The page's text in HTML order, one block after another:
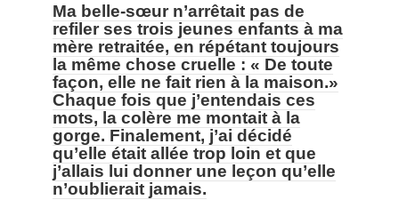
Ma belle-sœur n’arrêtait pas de
refiler ses trois jeunes enfants à ma
mère retraitée, en répétant toujours
la même chose cruelle : « De toute
façon, elle ne fait rien à la maison.»
Chaque fois que j’entendais ces
mots, la colère me montait à la
gorge. Finalement, j’ai décidé
qu’elle était allée trop loin et que
j’allais lui donner une leçon qu’elle
n’oublierait jamais.